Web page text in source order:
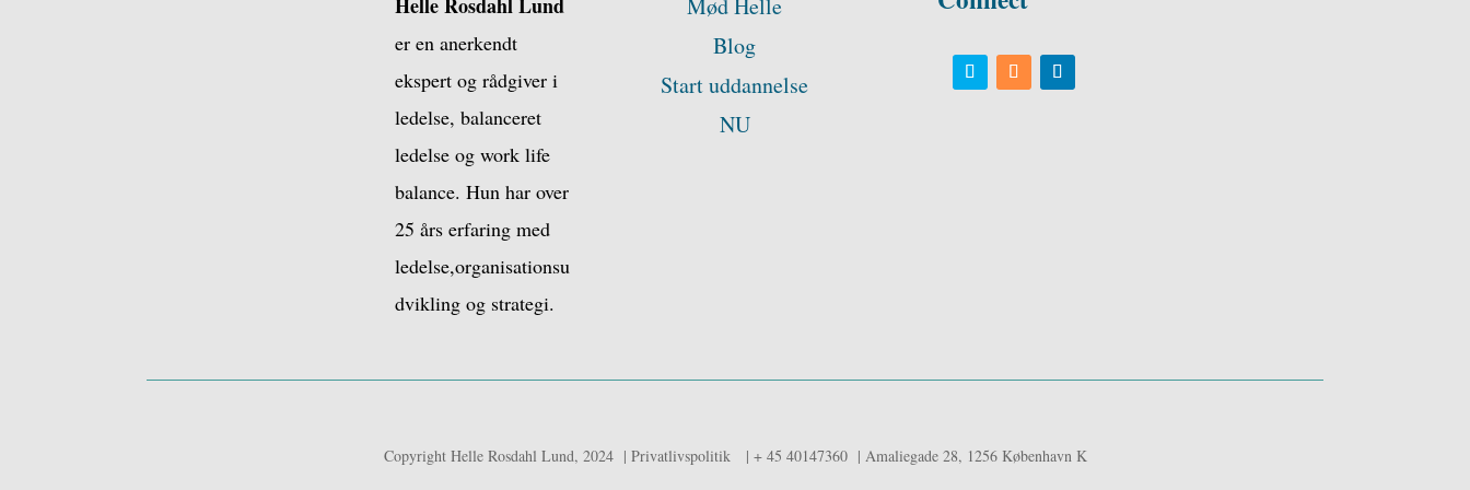
er en anerkendt
ekspert og rådgiver i
ledelse, balanceret
ledelse og work life
balance. Hun har over
25 års erfaring med
ledelse,organisationsu
dvikling og strategi.
Blog
Start uddannelse
NU
Copyright Helle Rosdahl Lund, 2024 | Privatlivspolitik | + 45 40147360 | Amaliegade 28, 1256 København K